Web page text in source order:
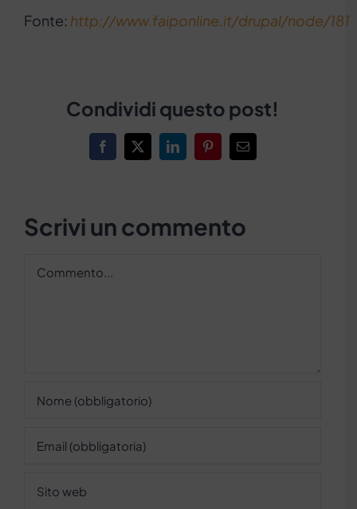
Fonte: http://www.faiponline.it/drupal/node/181
Condividi questo post!
Facebook
X LinkedInPinterestEmail
Scrivi un commento